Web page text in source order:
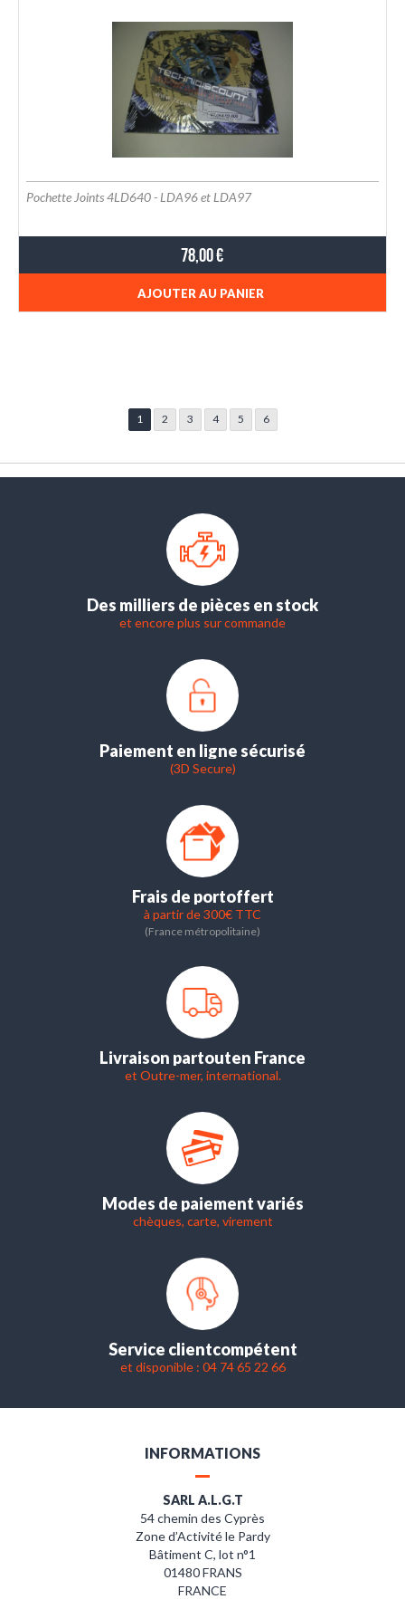
Pochette Joints 4LD640 - LDA96 et LDA97
78,00 €
AJOUTER AU PANIER
1 2 3 4 5 6
Des milliers de pièces en stock
et encore plus sur commande
Paiement en ligne sécurisé
(3D Secure)
Frais de portoffert
à partir de 300€ TTC
(France métropolitaine)
Livraison partouten France
et Outre-mer, international.
Modes de paiement variés
chèques, carte, virement
Service clientcompétent
et disponible : 04 74 65 22 66
INFORMATIONS
SARL A.L.G.T
54 chemin des Cyprès
Zone d’Activité le Pardy
Bâtiment C, lot n°1
01480 FRANS
FRANCE